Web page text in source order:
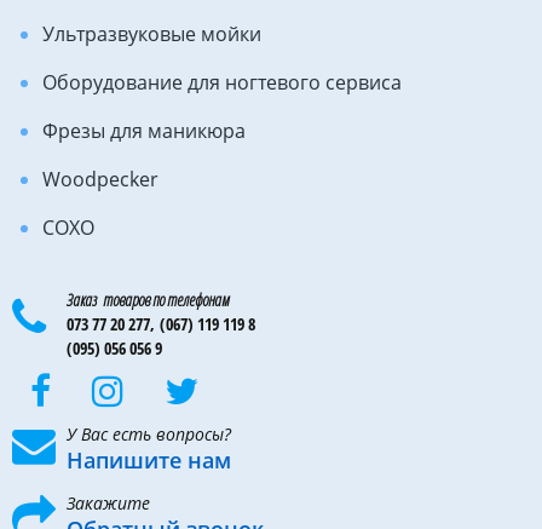
Ультразвуковые мойки
Оборудование для ногтевого сервиса
Фрезы для маникюра
Woodpecker
COXO
Заказ товаров по телефонам
073 77 20 277, (067) 119 119 8
(095) 056 056 9
У Вас есть вопросы?
Напишите нам
Закажите